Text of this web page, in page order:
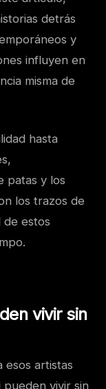
detrás
y
influyen en
misma de
hasta
patas y los
los trazos de
de estos
vivir sin
esos artistas
vivir sin